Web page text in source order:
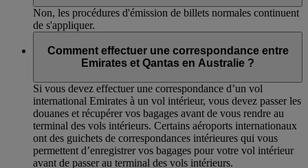
Non, les procédures d'émission de billets normales continuent
de s'appliquer.
Comment effectuer une correspondance entre
Emirates et Qantas en Australie ?
Si vous devez effectuer une correspondance d’un vol
international Emirates à un vol intérieur, vous devez passer les
douanes et récupérer vos bagages avant de vous rendre au
terminal des vols intérieurs. Certains aéroports internationaux
ont des guichets de correspondances intérieures qui vous
permettent d’enregistrer vos bagages pour votre vol intérieur
avant de passer au terminal des vols intérieurs.